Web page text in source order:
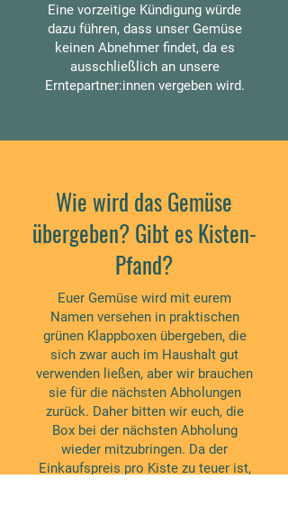
Eine vorzeitige Kündigung würde
dazu führen, dass unser Gemüse
keinen Abnehmer findet, da es
ausschließlich an unsere
Erntepartner:innen vergeben wird.
Wie wird das Gemüse
übergeben? Gibt es Kisten-
Pfand?
Euer Gemüse wird mit eurem
Namen versehen in praktischen
grünen Klappboxen übergeben, die
sich zwar auch im Haushalt gut
verwenden ließen, aber wir brauchen
sie für die nächsten Abholungen
zurück. Daher bitten wir euch, die
Box bei der nächsten Abholung
wieder mitzubringen. Da der
Einkaufspreis pro Kiste zu teuer ist,